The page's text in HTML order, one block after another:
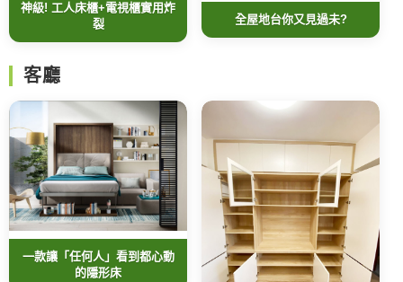
神級! 工人床櫃+電視櫃實用炸
裂
全屋地台你又見過未?
客廳
一款讓「任何人」看到都心動
的隱形床